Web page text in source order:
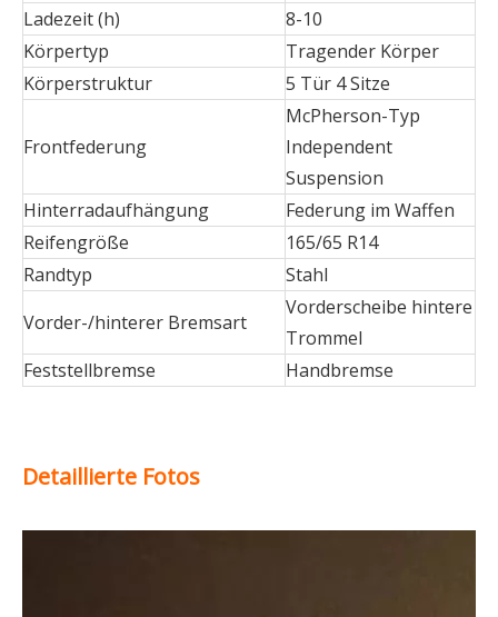
Ladezeit (h)
8-10
Körpertyp
Tragender Körper
Körperstruktur
5 Tür 4 Sitze
Frontfederung
McPherson-Typ
Independent
Suspension
Hinterradaufhängung
Federung im Waffen
Reifengröße
165/65 R14
Randtyp
Stahl
Vorder-/hinterer Bremsart
Vorderscheibe hintere
Trommel
Feststellbremse
Handbremse
Detaillierte Fotos